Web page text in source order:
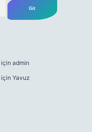
için admin
için Yavuz